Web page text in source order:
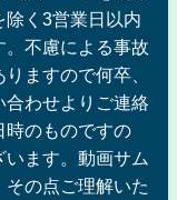
除く3営業日以内
。不慮による事故
ますので何卒、
合わせよりご連絡
時のものですの
ます。動画サム
の点ご理解いた